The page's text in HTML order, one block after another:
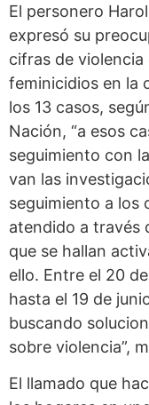
El personero
expresó su
cifras de
feminicidios en la
los 13 casos,
Nación, “a esos
seguimiento con
van las
seguimiento a los
atendido a través
que se hallan
ello. Entre el 20
hasta el 19 de
buscando
sobre violencia”,
El llamado que